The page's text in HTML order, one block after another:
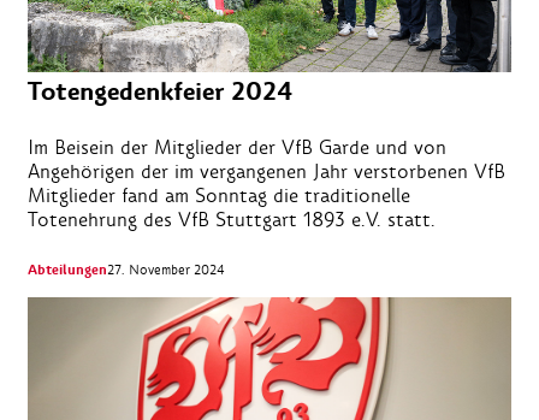
Totengedenkfeier 2024
Im Beisein der Mitglieder der VfB Garde und von
Angehörigen der im vergangenen Jahr verstorbenen VfB
Mitglieder fand am Sonntag die traditionelle
Totenehrung des VfB Stuttgart 1893 e.V. statt.
Abteilungen27. November 2024